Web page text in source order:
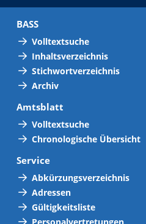
BASS
Volltextsuche
Inhaltsverzeichnis
Stichwortverzeichnis
Archiv
Amtsblatt
Volltextsuche
Chronologische Übersicht
Service
Abkürzungsverzeichnis
Adressen
Gültigkeitsliste